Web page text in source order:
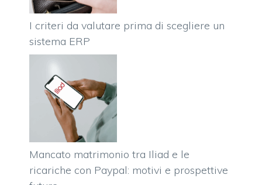
I criteri da valutare prima di scegliere un
sistema ERP
Mancato matrimonio tra Iliad e le
ricariche con Paypal: motivi e prospettive